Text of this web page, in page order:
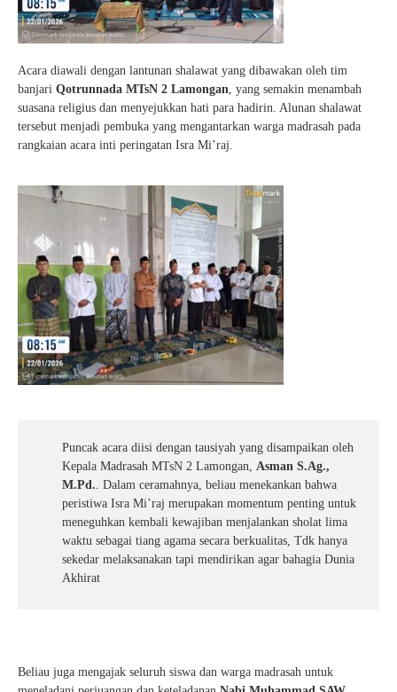
Acara diawali dengan lantunan shalawat yang dibawakan oleh tim
banjari Qotrunnada MTsN 2 Lamongan, yang semakin menambah
suasana religius dan menyejukkan hati para hadirin. Alunan shalawat
tersebut menjadi pembuka yang mengantarkan warga madrasah pada
rangkaian acara inti peringatan Isra Mi’raj.
Puncak acara diisi dengan tausiyah yang disampaikan oleh
Kepala Madrasah MTsN 2 Lamongan, Asman S.Ag.,
M.Pd.. Dalam ceramahnya, beliau menekankan bahwa
peristiwa Isra Mi’raj merupakan momentum penting untuk
meneguhkan kembali kewajiban menjalankan sholat lima
waktu sebagai tiang agama secara berkualitas, Tdk hanya
sekedar melaksanakan tapi mendirikan agar bahagia Dunia
Akhirat
Beliau juga mengajak seluruh siswa dan warga madrasah untuk